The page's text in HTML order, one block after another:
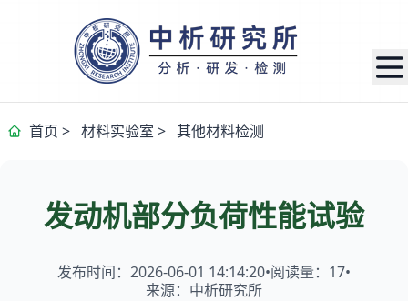
首页 > 材料实验室 > 其他材料检测
发动机部分负荷性能试验
发布时间：2026-06-01 14:14:20•阅读量： 17•
来源：中析研究所